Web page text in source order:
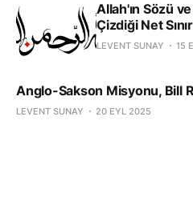
Allah'ın Sözü
Çizdiği Net Sınır
LEVENT SUNAY 15
Anglo-Sakson Misyonu, Bill
LEVENT SUNAY 20 EYL 2025